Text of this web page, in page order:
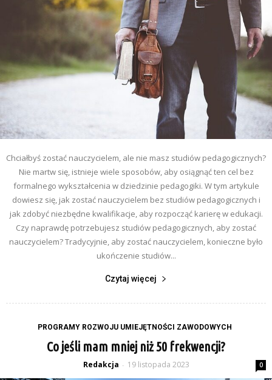
Chciałbyś zostać nauczycielem, ale nie masz studiów pedagogicznych?
Nie martw się, istnieje wiele sposobów, aby osiągnąć ten cel bez
formalnego wykształcenia w dziedzinie pedagogiki. W tym artykule
dowiesz się, jak zostać nauczycielem bez studiów pedagogicznych i
jak zdobyć niezbędne kwalifikacje, aby rozpocząć karierę w edukacji.
Czy naprawdę potrzebujesz studiów pedagogicznych, aby zostać
nauczycielem? Tradycyjnie, aby zostać nauczycielem, konieczne było
ukończenie studiów...
Czytaj więcej
PROGRAMY ROZWOJU UMIEJĘTNOŚCI ZAWODOWYCH
Co jeśli mam mniej niż 50 frekwencji?
Redakcja - 19 listopada 2023 0